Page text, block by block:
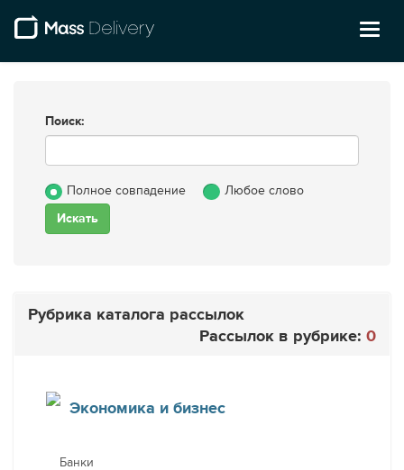
Поиск:
Полное совпадение Любое слово
Рубрика каталога рассылок
Рассылок в рубрике: 0
Экономика и бизнес
Банки